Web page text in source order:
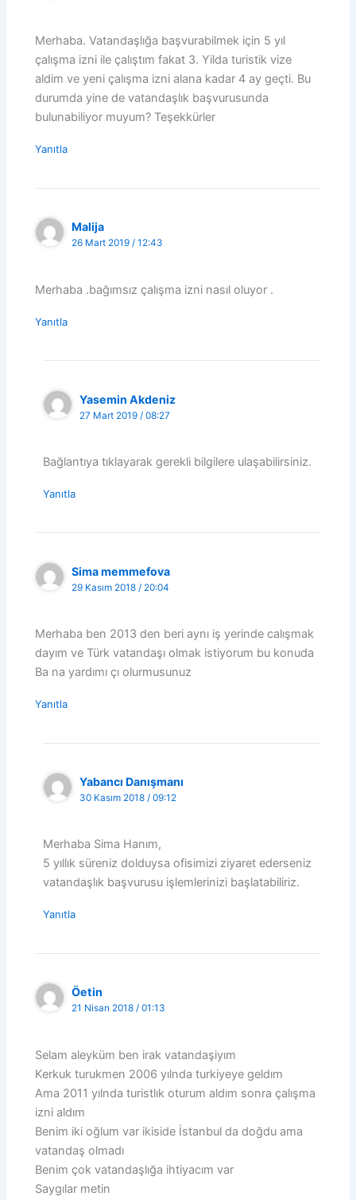
Merhaba. Vatandaşlığa başvurabilmek için 5 yıl
çalışma izni ile çalıştım fakat 3. Yilda turistik vize
aldim ve yeni çalışma izni alana kadar 4 ay geçti. Bu
durumda yine de vatandaşlık başvurusunda
bulunabiliyor muyum? Teşekkürler
Yanıtla
Malija
26 Mart 2019 / 12:43
Merhaba .bağımsız çalışma izni nasıl oluyor .
Yanıtla
Yasemin Akdeniz
27 Mart 2019 / 08:27
Bağlantıya tıklayarak gerekli bilgilere ulaşabilirsiniz.
Yanıtla
Sima memmefova
29 Kasım 2018 / 20:04
Merhaba ben 2013 den beri aynı iş yerinde calışmak
dayım ve Türk vatandaşı olmak istiyorum bu konuda
Ba na yardımı çı olurmusunuz
Yanıtla
Yabancı Danışmanı
30 Kasım 2018 / 09:12
Merhaba Sima Hanım,
5 yıllık süreniz dolduysa ofisimizi ziyaret ederseniz
vatandaşlık başvurusu işlemlerinizi başlatabiliriz.
Yanıtla
Öetin
21 Nisan 2018 / 01:13
Selam aleyküm ben irak vatandaşiyım
Kerkuk turukmen 2006 yılnda turkiyeye geldım
Ama 2011 yılnda turistlık oturum aldım sonra çalışma
izni aldım
Benim iki oğlum var ikiside İstanbul da doğdu ama
vatandaş olmadı
Benim çok vatandaşlığa ihtiyacım var
Saygılar metin